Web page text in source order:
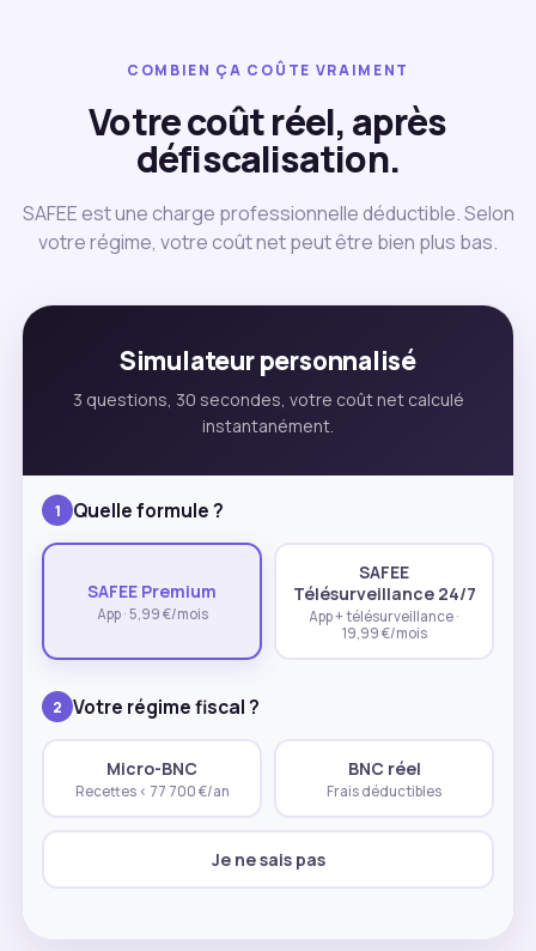
COMBIEN ÇA COÛTE VRAIMENT
Votre coût réel, après
défiscalisation.
SAFEE est une charge professionnelle déductible. Selon
votre régime, votre coût net peut être bien plus bas.
Simulateur personnalisé
3 questions, 30 secondes, votre coût net calculé
instantanément.
1 Quelle formule ?
SAFEE Premium
App · 5,99 €/mois
SAFEE
Télésurveillance 24/7
App + télésurveillance ·
19,99 €/mois
2 Votre régime fiscal ?
Micro-BNC
Recettes < 77 700 €/an
BNC réel
Frais déductibles
Je ne sais pas